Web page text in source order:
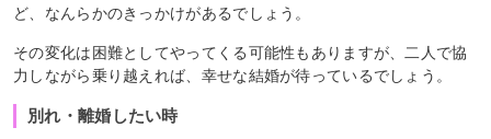
ど、なんらかのきっかけがあるでしょう。
その変化は困難としてやってくる可能性もありますが、二人で協
力しながら乗り越えれば、幸せな結婚が待っているでしょう。
別れ・離婚したい時